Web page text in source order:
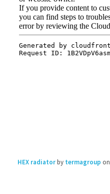
HEX radiatorby termagroup on